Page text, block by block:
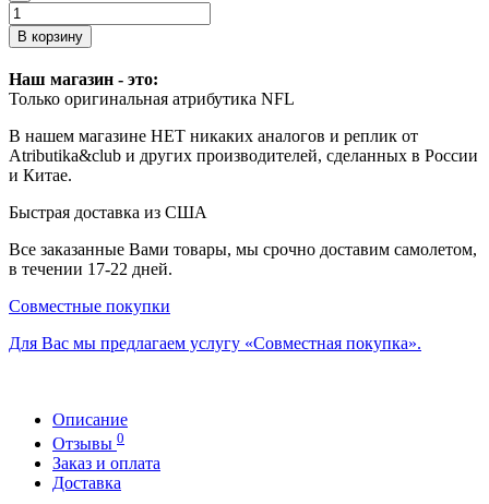
В корзину
Наш магазин - это:
Только оригинальная атрибутика NFL
В нашем магазине НЕТ никаких аналогов и реплик от
Atributika&club и других производителей, сделанных в России
и Китае.
Быстрая доставка из США
Все заказанные Вами товары, мы срочно доставим самолетом,
в течении 17-22 дней.
Совместные покупки
Для Вас мы предлагаем услугу «Совместная покупка».
Описание
Отзывы 0
Заказ и оплата
Доставка